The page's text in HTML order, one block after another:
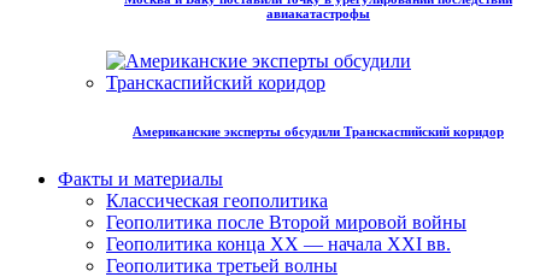
авиакатастрофы
Американские эксперты обсудили Транскаспийский коридор
Факты и материалы
Классическая геополитика
Геополитика после Второй мировой войны
Геополитика конца XX — начала XXI вв.
Геополитика третьей волны